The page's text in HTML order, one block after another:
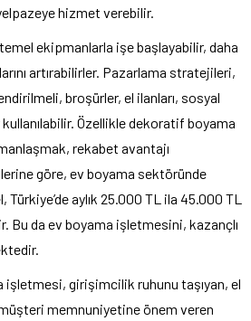
hizmet verebilir.
ekipmanlarla işe başlayabilir, daha
artırabilirler. Pazarlama stratejileri,
broşürler, el ilanları, sosyal
Özellikle dekoratif boyama
rekabet avantajı
göre, ev boyama sektöründe
aylık 25.000 TL ila 45.000 TL
Bu da ev boyama işletmesini, kazançlı
işletmesi, girişimcilik ruhunu taşıyan, el
memnuniyetine önem veren